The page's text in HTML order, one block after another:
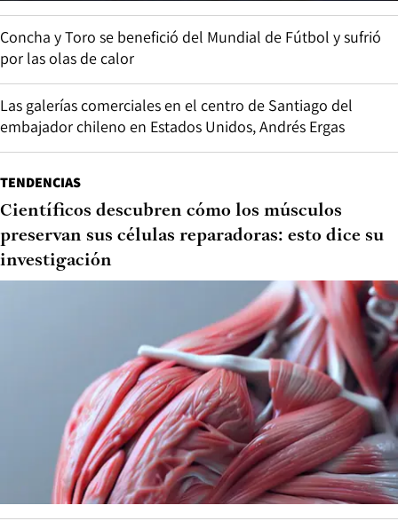
Concha y Toro se benefició del Mundial de Fútbol y sufrió
por las olas de calor
Las galerías comerciales en el centro de Santiago del
embajador chileno en Estados Unidos, Andrés Ergas
TENDENCIAS
Científicos descubren cómo los músculos
preservan sus células reparadoras: esto dice su
investigación